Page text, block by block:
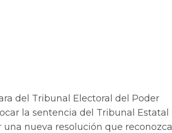
del Tribunal Electoral del Poder
la sentencia del Tribunal Estatal
nueva resolución que reconozca